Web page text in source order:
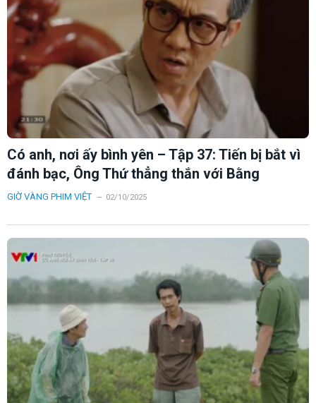
Có anh, nơi ấy bình yên – Tập 37: Tiến bị bắt vì
đánh bạc, Ông Thứ thẳng thắn với Bằng
GIỜ VÀNG PHIM VIỆT 02/10/2025